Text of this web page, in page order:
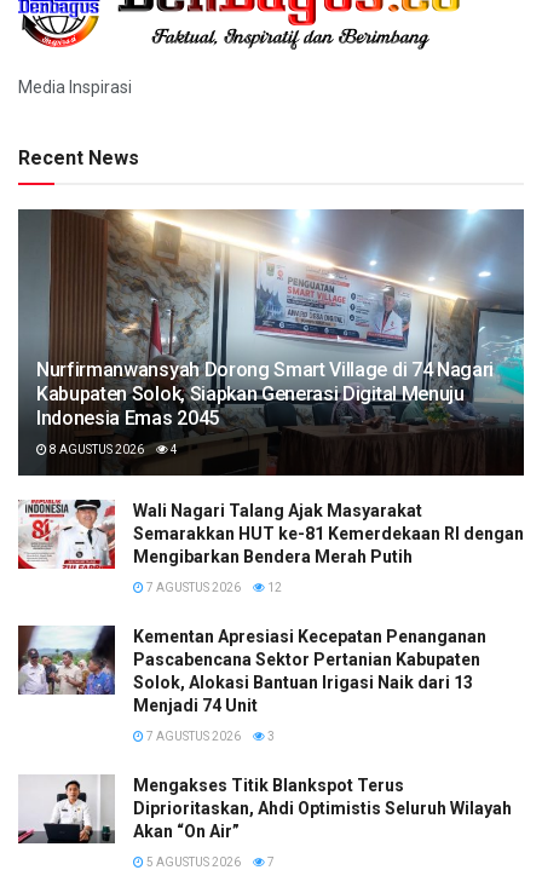
Media Inspirasi
Recent News
Nurfirmanwansyah Dorong Smart Village di 74 Nagari
Kabupaten Solok, Siapkan Generasi Digital Menuju
Indonesia Emas 2045
8 AGUSTUS 2026 4
Wali Nagari Talang Ajak Masyarakat
Semarakkan HUT ke-81 Kemerdekaan RI dengan
Mengibarkan Bendera Merah Putih
7 AGUSTUS 2026 12
Kementan Apresiasi Kecepatan Penanganan
Pascabencana Sektor Pertanian Kabupaten
Solok, Alokasi Bantuan Irigasi Naik dari 13
Menjadi 74 Unit
7 AGUSTUS 2026 3
Mengakses Titik Blankspot Terus
Diprioritaskan, Ahdi Optimistis Seluruh Wilayah
Akan “On Air”
5 AGUSTUS 2026 7